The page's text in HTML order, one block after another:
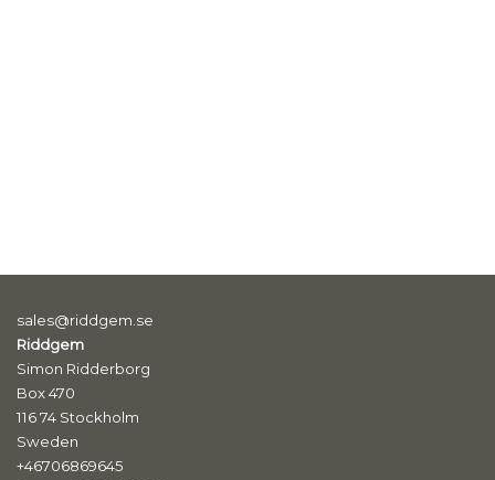
sales@riddgem.se
Riddgem
Simon Ridderborg
Box 470
116 74 Stockholm
Sweden
+46706869645